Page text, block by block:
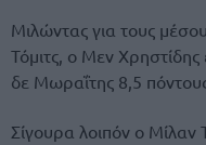
Μιλώντας για τους
Τόμιτς, ο Μεν Χρηστίδης
δε Μωραΐτης 8,5
Σίγουρα λοιπόν ο Μίλαν